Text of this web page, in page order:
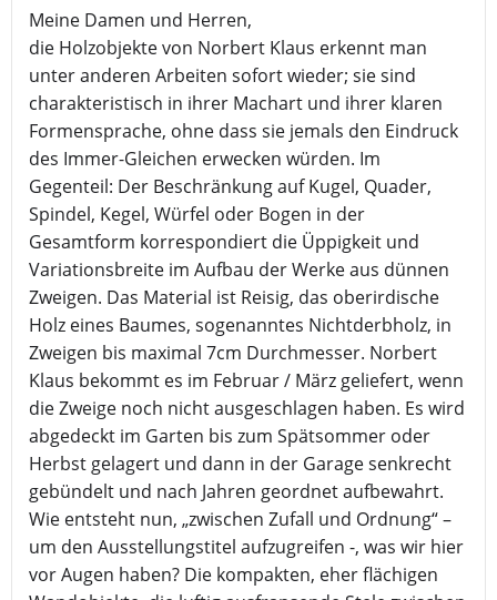
Meine Damen und Herren,
die Holzobjekte von Norbert Klaus erkennt man
unter anderen Arbeiten sofort wieder; sie sind
charakteristisch in ihrer Machart und ihrer klaren
Formensprache, ohne dass sie jemals den Eindruck
des Immer-Gleichen erwecken würden. Im
Gegenteil: Der Beschränkung auf Kugel, Quader,
Spindel, Kegel, Würfel oder Bogen in der
Gesamtform korrespondiert die Üppigkeit und
Variationsbreite im Aufbau der Werke aus dünnen
Zweigen. Das Material ist Reisig, das oberirdische
Holz eines Baumes, sogenanntes Nichtderbholz, in
Zweigen bis maximal 7cm Durchmesser. Norbert
Klaus bekommt es im Februar / März geliefert, wenn
die Zweige noch nicht ausgeschlagen haben. Es wird
abgedeckt im Garten bis zum Spätsommer oder
Herbst gelagert und dann in der Garage senkrecht
gebündelt und nach Jahren geordnet aufbewahrt.
Wie entsteht nun, „zwischen Zufall und Ordnung“ –
um den Ausstellungstitel aufzugreifen -, was wir hier
vor Augen haben? Die kompakten, eher flächigen